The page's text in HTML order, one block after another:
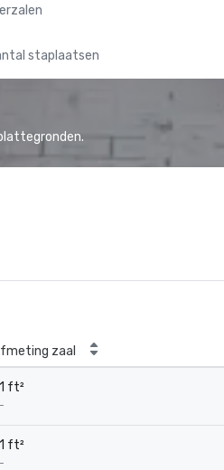
staplaatsen
zaal
1 ft²
-
1 ft²
-